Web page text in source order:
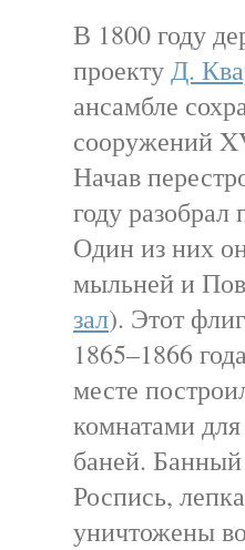
В 1800 году
проектуД.
ансамбле
сооружений
Начав
году
Один из них
мыльней и
зал). Этот
1865–1866
месте
комнатами
баней.
Роспись,
уничтожены